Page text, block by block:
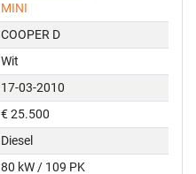
MINI
COOPER D
Wit
17-03-2010
€ 25.500
Diesel
80 kW / 109 PK